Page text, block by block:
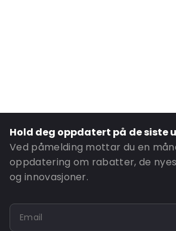
Ordre-ID: 460177
Hold deg oppdatert på de siste
Ved påmelding mottar du en
oppdatering om rabatter, de
og innovasjoner.